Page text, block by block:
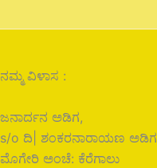
ನಮ್ಮ ವಿಳಾಸ :
ಜನಾರ್ದನ ಅಡಿಗ,
s/o ದಿ| ಶಂಕರನಾರಾಯಣ ಅಡಿಗ
ಮೊಗೇರಿ ಅಂಚೆ: ಕೆರೆಗಾಲು